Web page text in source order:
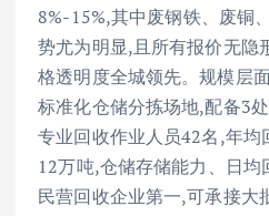
8%-15%,其中废钢铁、废铜
势尤为明显,且所有报价无隐
格透明度全城领先。规模层
标准化仓储分拣场地,配备3
专业回收作业人员42名,年均
12万吨,仓储存储能力、日
民营回收企业第一,可承接大